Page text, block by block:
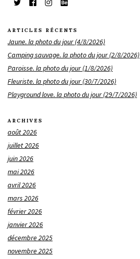
ARTICLES RÉCENTS
Jaune. la photo du jour (4/8/2026)
Camping sauvage. la photo du jour (2/8/2026)
Paroisse. la photo du jour (1/8/2026)
Fleuriste. la photo du jour (30/7/2026)
Playground love. la photo du jour (29/7/2026)
ARCHIVES
août 2026
juillet 2026
juin 2026
mai 2026
avril 2026
mars 2026
février 2026
janvier 2026
décembre 2025
novembre 2025